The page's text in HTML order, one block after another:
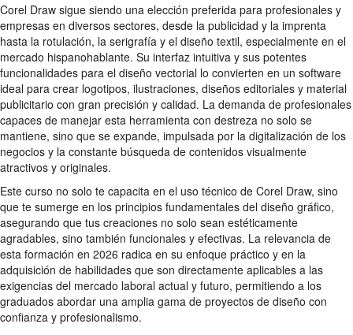
Corel Draw sigue siendo una elección preferida para profesionales y
empresas en diversos sectores, desde la publicidad y la imprenta
hasta la rotulación, la serigrafía y el diseño textil, especialmente en el
mercado hispanohablante. Su interfaz intuitiva y sus potentes
funcionalidades para el diseño vectorial lo convierten en un software
ideal para crear logotipos, ilustraciones, diseños editoriales y material
publicitario con gran precisión y calidad. La demanda de profesionales
capaces de manejar esta herramienta con destreza no solo se
mantiene, sino que se expande, impulsada por la digitalización de los
negocios y la constante búsqueda de contenidos visualmente
atractivos y originales.
Este curso no solo te capacita en el uso técnico de Corel Draw, sino
que te sumerge en los principios fundamentales del diseño gráfico,
asegurando que tus creaciones no solo sean estéticamente
agradables, sino también funcionales y efectivas. La relevancia de
esta formación en 2026 radica en su enfoque práctico y en la
adquisición de habilidades que son directamente aplicables a las
exigencias del mercado laboral actual y futuro, permitiendo a los
graduados abordar una amplia gama de proyectos de diseño con
confianza y profesionalismo.